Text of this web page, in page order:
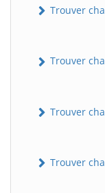
Trouver
Trouver
Trouver
Trouver